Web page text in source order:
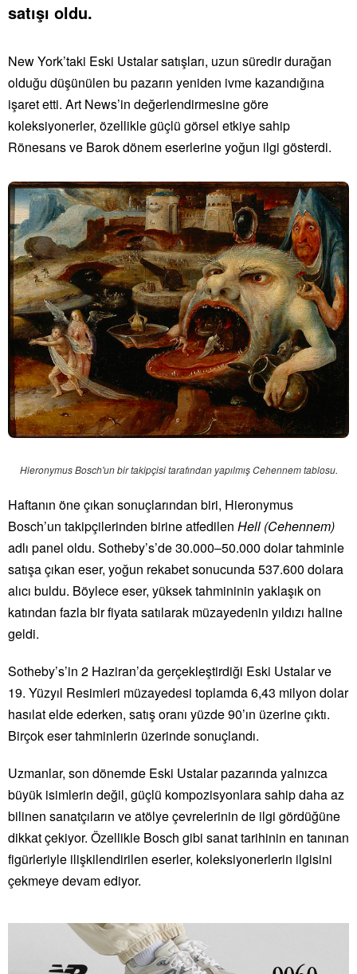
satışı oldu.
New York’taki Eski Ustalar satışları, uzun süredir durağan
olduğu düşünülen bu pazarın yeniden ivme kazandığına
işaret etti. Art News’in değerlendirmesine göre
koleksiyonerler, özellikle güçlü görsel etkiye sahip
Rönesans ve Barok dönem eserlerine yoğun ilgi gösterdi.
Hieronymus Bosch'un bir takipçisi tarafından yapılmış Cehennem tablosu.
Haftanın öne çıkan sonuçlarından biri, Hieronymus
Bosch’un takipçilerinden birine atfedilen Hell (Cehennem)
adlı panel oldu. Sotheby’s’de 30.000–50.000 dolar tahminle
satışa çıkan eser, yoğun rekabet sonucunda 537.600 dolara
alıcı buldu. Böylece eser, yüksek tahmininin yaklaşık on
katından fazla bir fiyata satılarak müzayedenin yıldızı haline
geldi.
Sotheby’s’in 2 Haziran’da gerçekleştirdiği Eski Ustalar ve
19. Yüzyıl Resimleri müzayedesi toplamda 6,43 milyon dolar
hasılat elde ederken, satış oranı yüzde 90’ın üzerine çıktı.
Birçok eser tahminlerin üzerinde sonuçlandı.
Uzmanlar, son dönemde Eski Ustalar pazarında yalnızca
büyük isimlerin değil, güçlü kompozisyonlara sahip daha az
bilinen sanatçıların ve atölye çevrelerinin de ilgi gördüğüne
dikkat çekiyor. Özellikle Bosch gibi sanat tarihinin en tanınan
figürleriyle ilişkilendirilen eserler, koleksiyonerlerin ilgisini
çekmeye devam ediyor.